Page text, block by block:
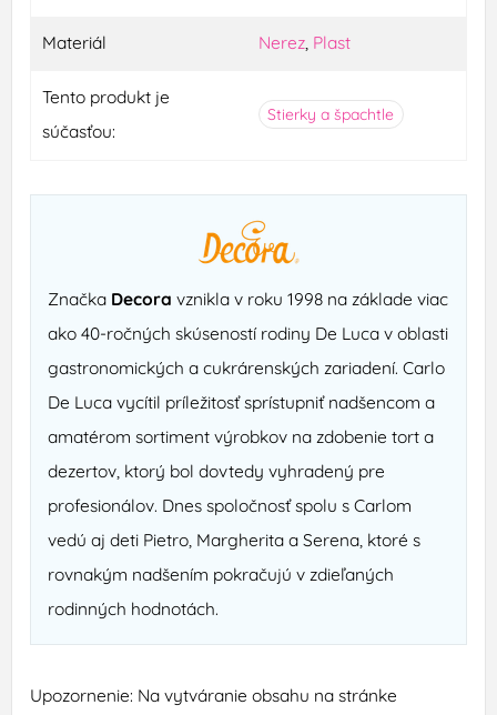
Materiál Nerez, Plast
Tento produkt je
súčasťou:
Stierky a špachtle
Značka Decora vznikla v roku 1998 na základe viac
ako 40-ročných skúseností rodiny De Luca v oblasti
gastronomických a cukrárenských zariadení. Carlo
De Luca vycítil príležitosť sprístupniť nadšencom a
amatérom sortiment výrobkov na zdobenie tort a
dezertov, ktorý bol dovtedy vyhradený pre
profesionálov. Dnes spoločnosť spolu s Carlom
vedú aj deti Pietro, Margherita a Serena, ktoré s
rovnakým nadšením pokračujú v zdieľaných
rodinných hodnotách.
Upozornenie: Na vytváranie obsahu na stránke